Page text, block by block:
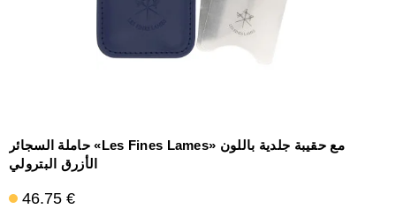
حاملة السجائر «Les Fines Lames» مع حقيبة جلدية باللون
الأزرق البترولي
46.75 €